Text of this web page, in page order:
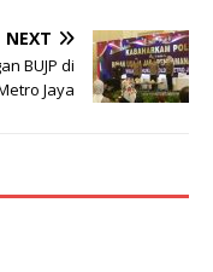
NEXT
BUJP di
Jaya